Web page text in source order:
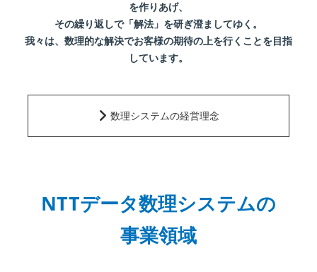
を作りあげ、
その繰り返しで「解法」を研ぎ澄ましてゆく。
我々は、数理的な解決でお客様の期待の上を行くことを目指
しています。
数理システムの経営理念
NTTデータ数理システムの
事業領域